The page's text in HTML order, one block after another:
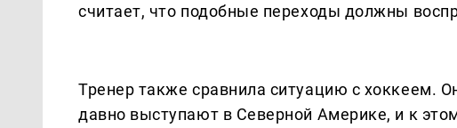
считает, что подобные переходы должны
Тренер также сравнила ситуацию с хоккеем.
давно выступают в Северной Америке, и к